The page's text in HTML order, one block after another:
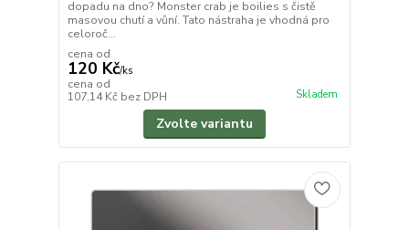
dopadu na dno? Monster crab je boilies s čistě
masovou chutí a vůní. Tato nástraha je vhodná pro
celoroč...
cena od
120 Kč/ks
cena od
107,14 Kč bez DPH Skladem
Zvolte variantu